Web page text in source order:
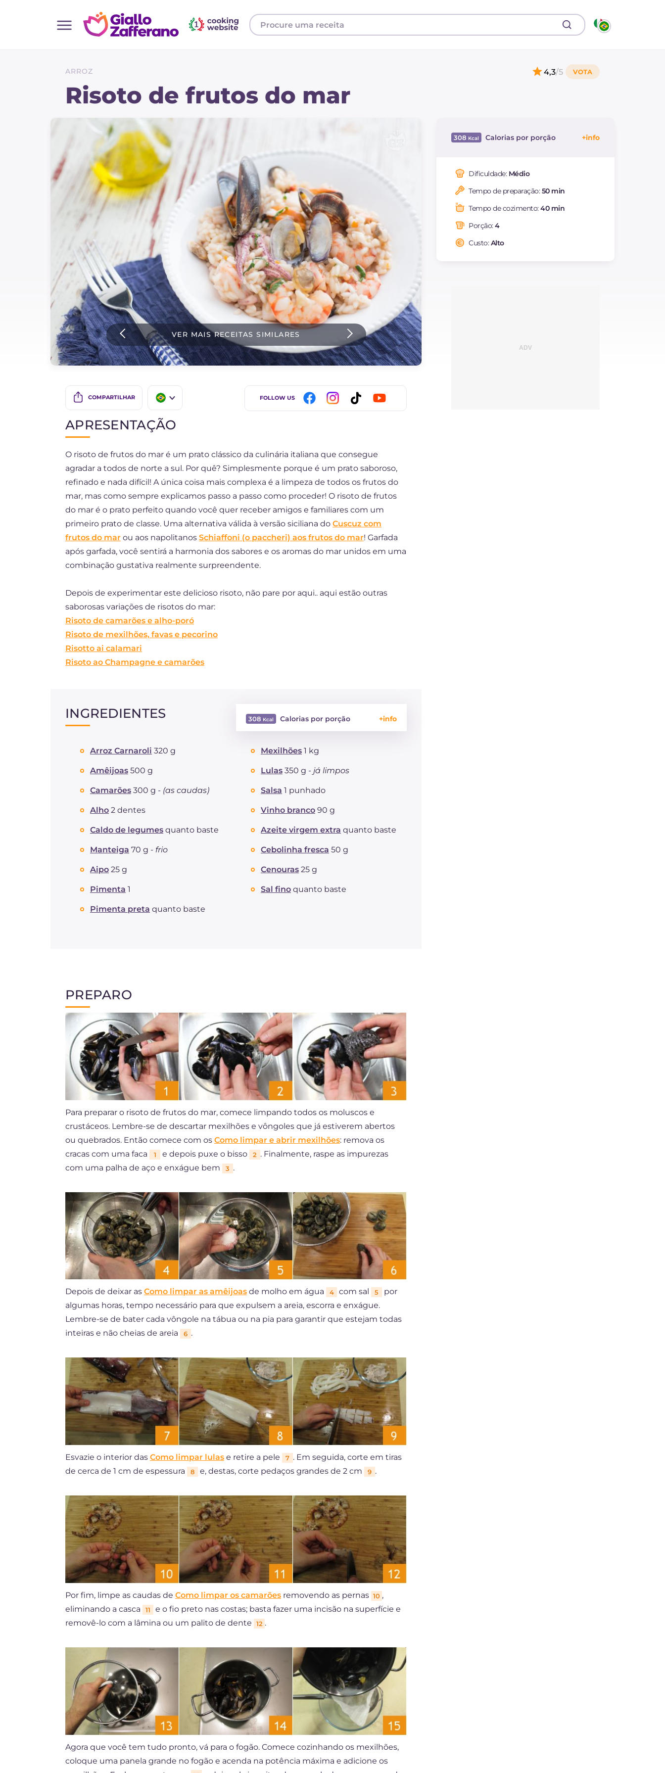
Todas as receitas
Pratos principais
Bebidas e refrescos
Sobremesas
Acompanhamentos
Bolos e panificacao
Ultimas receitas
IT Website
Instagram
ARROZ
Risoto de frutos do mar
4,3/5
VER MAIS RECEITAS SIMILARES
COMPARTILHAR
ES
FR
NL
FOLLOW US
308 Calorias por porção
dos quais açúcares
Proteína g
Gorduras g
saturadas
Fibra
Colesterol
Dificuldade: Médio
Tempo de preparação:50 min
Tempo de cozimento:40 min
Porção:4
Custo:Alto
APRESENTAÇÃO
O risoto de frutos do mar é um prato clássico da culinária italiana que consegue
agradar a todos de norte a sul. Por quê? Simplesmente porque é um prato saboroso,
refinado e nada difícil! A única coisa mais complexa é a limpeza de todos os frutos do
mar, mas como sempre explicamos passo a passo como proceder! O risoto de frutos
do mar é o prato perfeito quando você quer receber amigos e familiares com um
primeiro prato de classe. Uma alternativa válida à versão siciliana do Cuscuz com
frutos do mar ou aos napolitanos Schiaffoni (o paccheri) aos frutos do mar! Garfada
após garfada, você sentirá a harmonia dos sabores e os aromas do mar unidos em uma
combinação gustativa realmente surpreendente.
Depois de experimentar este delicioso risoto, não pare por aqui.. aqui estão outras
saborosas variações de risotos do mar:
Risoto de camarões e alho-poró
Risoto de mexilhões, favas e pecorino
Risotto ai calamari
Risoto ao Champagne e camarões
INGREDIENTES 308 Calorias por porção
Carboidratos
Proteína
Gorduras
saturadas
Colesterol mg 152
Sódio
Arroz Carnaroli 320 g Mexilhões 1 kg
Amêijoas 500 g Lulas 350 g - já limpos
Camarões 300 g - (as caudas) Salsa 1 punhado
Alho 2 dentes Vinho branco 90 g
Caldo de legumes quanto baste Azeite virgem extra quanto baste
Manteiga 70 g - frio Cebolinha fresca 50 g
Aipo 25 g Cenouras 25 g
Pimenta 1 Sal fino quanto baste
Pimenta preta quanto baste
PREPARO
Para preparar o risoto de frutos do mar, comece limpando todos os moluscos e
crustáceos. Lembre-se de descartar mexilhões e vôngoles que já estiverem abertos
ou quebrados. Então comece com os Como limpar e abrir mexilhões: remova os
cracas com uma faca
1 e depois puxe o bisso 2 . Finalmente, raspe as impurezas
com uma palha de aço e enxágue bem
3 .
Depois de deixar as Como limpar as amêijoas de molho em água 4 com sal 5
por
algumas horas, tempo necessário para que expulsem a areia, escorra e enxágue.
Lembre-se de bater cada vôngole na tábua ou na pia para garantir que estejam todas
inteiras e não cheias de areia
6 .
Esvazie o interior das Como limpar lulas e retire a pele 7 . Em seguida, corte em tiras
de cerca de 1 cm de espessura
8 e, destas, corte pedaços grandes de 2 cm 9 .
Por fim, limpe as caudas de Como limpar os camarões removendo as pernas 10 ,
eliminando a casca
11
e o fio preto nas costas; basta fazer uma incisão na superfície e
removê-lo com a lâmina ou um palito de dente
12 .
Agora que você tem tudo pronto, vá para o fogão. Comece cozinhando os mexilhões,
coloque uma panela grande no fogão e acenda na potência máxima e adicione os